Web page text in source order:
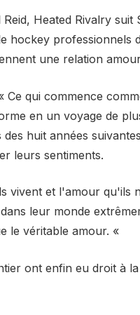
Heated Rivalry
hockey professionnels
une relation
Ce qui commence
en un voyage de
huit années
leurs sentiments.
vivent et l'amour qu'ils
leur monde
le véritable amour. «
ont enfin eu droit à